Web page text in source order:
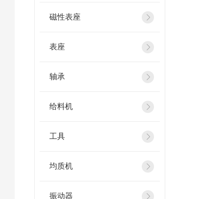
磁性表座
表座
轴承
给料机
工具
均质机
振动器